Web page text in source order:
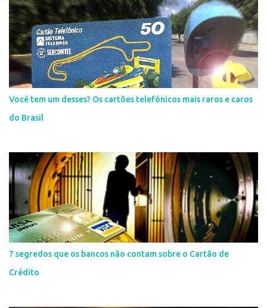
Você tem um desses? Os cartões telefônicos mais raros e caros
do Brasil
7 segredos que os bancos não contam sobre o Cartão de
Crédito